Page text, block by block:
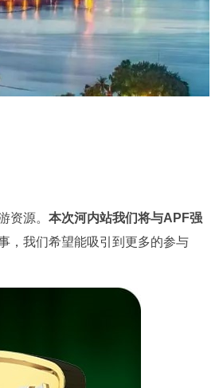
资源。 本次河内站我们将与APF强
，我们希望能吸引到更多的参与